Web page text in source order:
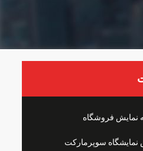
نمایش فروشگاه
نمایشگاه سوپرمارکت